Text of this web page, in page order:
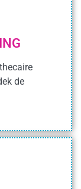
de